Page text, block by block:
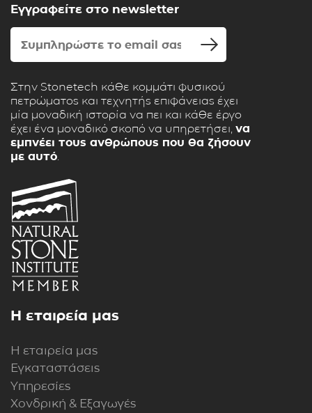
Εγγραφείτε στο newsletter
Στην Stonetech κάθε κομμάτι φυσικού
πετρώματος και τεχνητής επιφάνειας έχει
μία μοναδική ιστορία να πει και κάθε έργο
έχει ένα μοναδικό σκοπό να υπηρετήσει, να
εμπνέει τους ανθρώπους που θα ζήσουν
με αυτό
Η εταιρεία μας
Η εταιρεία μας
Εγκαταστάσεις
Υπηρεσίες
Χονδρική & Εξαγωγές